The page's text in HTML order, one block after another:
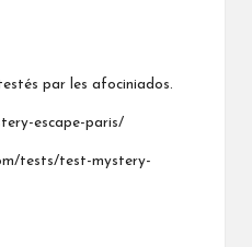
par les afociniados.
escape-paris/
tests/test-mystery-